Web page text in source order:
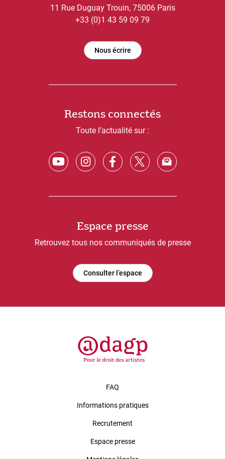
11 Rue Duguay Trouin, 75006 Paris
+33 (0)1 43 59 09 79
Nous écrire
Restons connectés
Toute l’actualité sur :
Espace presse
Retrouvez tous nos communiqués de presse
Consulter l’espace
FAQ
Informations pratiques
Recrutement
Espace presse